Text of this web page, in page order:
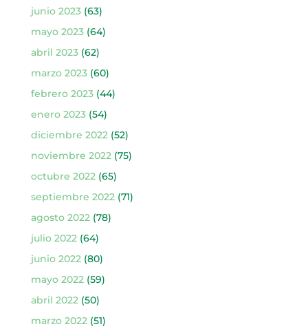
junio 2023(63)
mayo 2023(64)
abril 2023(62)
marzo 2023(60)
febrero 2023(44)
enero 2023(54)
diciembre 2022(52)
noviembre 2022(75)
octubre 2022(65)
septiembre 2022(71)
agosto 2022(78)
julio 2022(64)
junio 2022(80)
mayo 2022(59)
abril 2022(50)
marzo 2022(51)